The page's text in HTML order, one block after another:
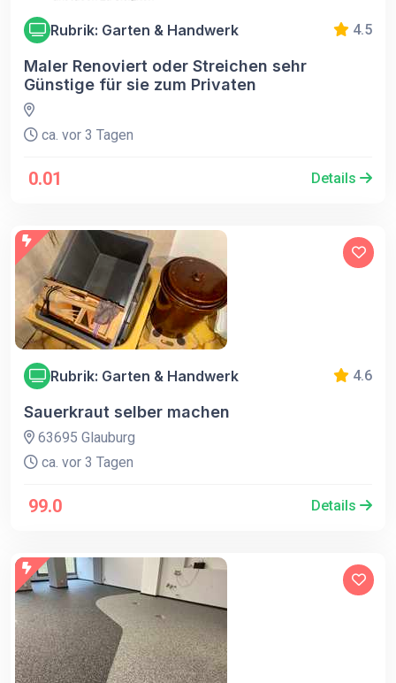
Rubrik: Garten & Handwerk 4.5
Maler Renoviert oder Streichen sehr
Günstige für sie zum Privaten
ca. vor 3 Tagen
0.01 Details
Rubrik: Garten & Handwerk 4.6
Sauerkraut selber machen
63695 Glauburg
ca. vor 3 Tagen
99.0 Details